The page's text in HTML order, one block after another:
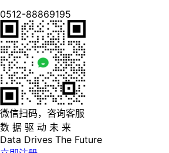
0512-88869195
微信扫码，咨询客服
数 据 驱 动 未 来
Data Drives The Future